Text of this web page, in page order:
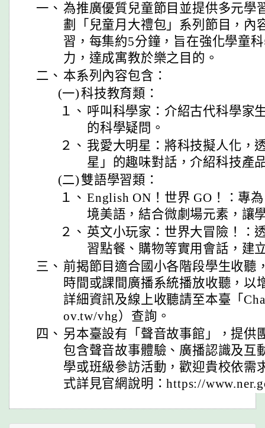
一、 為推廣優質兒童節目並提供多元學
劃「兒童月大禮包」系列節目，內
習，每集約5分鐘，旨在強化學童
力，達成寓教於樂之目的。
二、 本系列內容包含：
(一)科技教育類：
１、 呼叫科學家：介紹古代科學家
的科學疑問。
２、 我愛大明星：將科技擬人化，
星」的趣味對話，介紹科技產
(二)雙語學習類：
１、 English ON！世界 GO！：專
境美語，結合微劇場元素，讓
２、 英文小玩家：世界大冒險！：
習點餐、購物等實用會話，建
三、 前揭節目適合國小各階段學生收聽
時間或課間廣播系統播放收聽，以
詳細資訊及線上收聽請至本臺「
ov.tw/vhg）查詢。
四、 另本臺設有「聲音故事館」，提供
包含聲音故事體驗、廣播認識及互
學或班級參訪活動，歡迎貴校依需
式詳見官網說明：https://